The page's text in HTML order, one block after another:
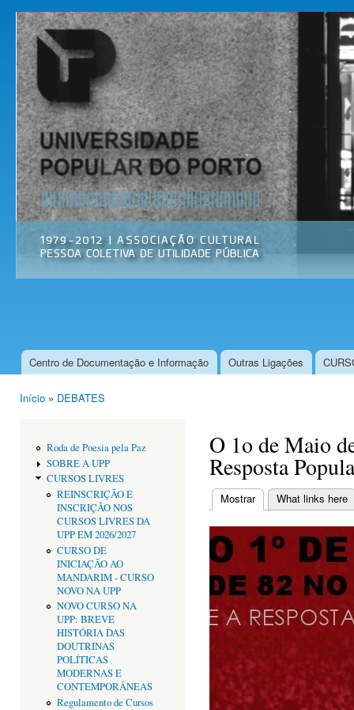
Universidade
Popular do
Porto
Associação
Cultural
Menu principal
Centro de Documentação e Informação Outras Ligações
Início » DEBATES
Roda de Poesia pela Paz
SOBRE A UPP
CURSOS LIVRES
REINSCRIÇÃO E
INSCRIÇÃO NOS
CURSOS LIVRES DA
UPP EM 2026/2027
CURSO DE
INICIAÇÃO AO
MANDARIM - CURSO
NOVO NA UPP
NOVO CURSO NA
UPP: BREVE
HISTÓRIA DAS
DOUTRINAS
POLÍTICAS
MODERNAS E
CONTEMPORÂNEAS
Regulamento de Cursos
O 1o de Maio
Resposta
Separadores
Mostrar(separador ativo)
What links here